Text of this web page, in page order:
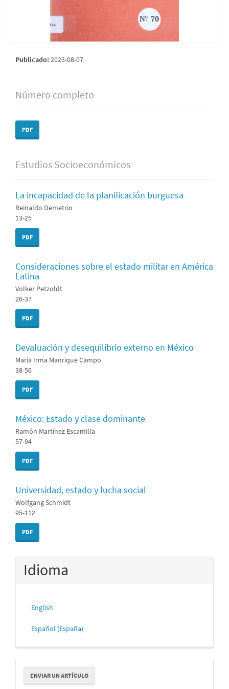
Publicado:2023-08-07
Número completo
PDF
Estudios Socioeconómicos
La incapacidad de la planificación burguesa
Reinaldo Demetrio
13-25
PDF
Consideraciones sobre el estado militar en América
Latina
Volker Petzoldt
26-37
PDF
Devaluación y desequilibrio externo en México
María Irma Manrique Campo
38-56
PDF
México: Estado y clase dominante
Ramón Martínez Escamilla
57-94
PDF
Universidad, estado y lucha social
Wolfgang Schmidt
95-112
PDF
Idioma
English
Español (España)
Enviar
unENVIAR UN ARTÍCULO